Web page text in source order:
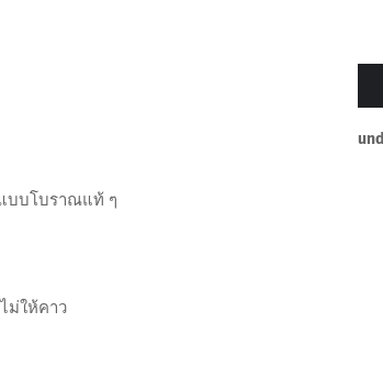
บบโบราณแท้ ๆ
ม่ให้คาว
und